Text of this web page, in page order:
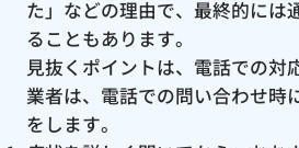
た」などの理由で、最終的には
ることもあります。
見抜くポイントは、電話での対
業者は、電話での問い合わせ時
をします。